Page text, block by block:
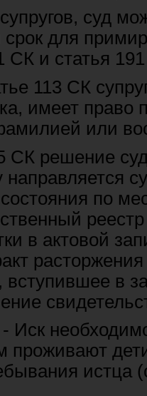
суд
срок для
СК и статья
113 СК
имеет
или
СК решение
состояния по
в актовой
вступившее в
- Иск
проживают
истца